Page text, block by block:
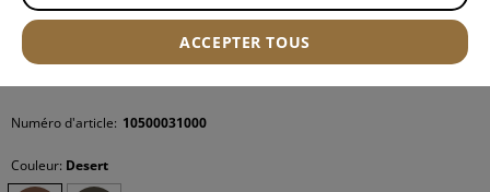
Numéro d'article: 10500031000
Couleur: Desert
ACCEPTER TOUS